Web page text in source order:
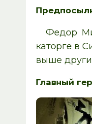
Федор
каторге в
выше
Главный